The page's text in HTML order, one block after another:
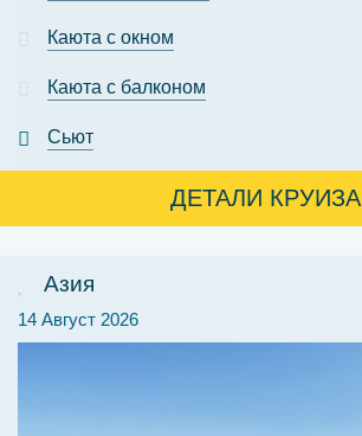
Каюта с окном
Каюта с балконом
Сьют
ДЕТАЛИ КРУИЗА
Азия
14 Август 2026